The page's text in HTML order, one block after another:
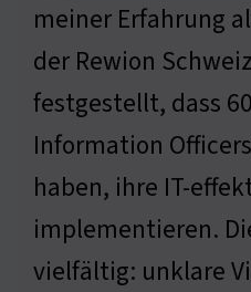
meiner Erfahrung
der Rewion
festgestellt, dass
Information
haben, ihre IT-
implementieren.
vielfältig: unklare